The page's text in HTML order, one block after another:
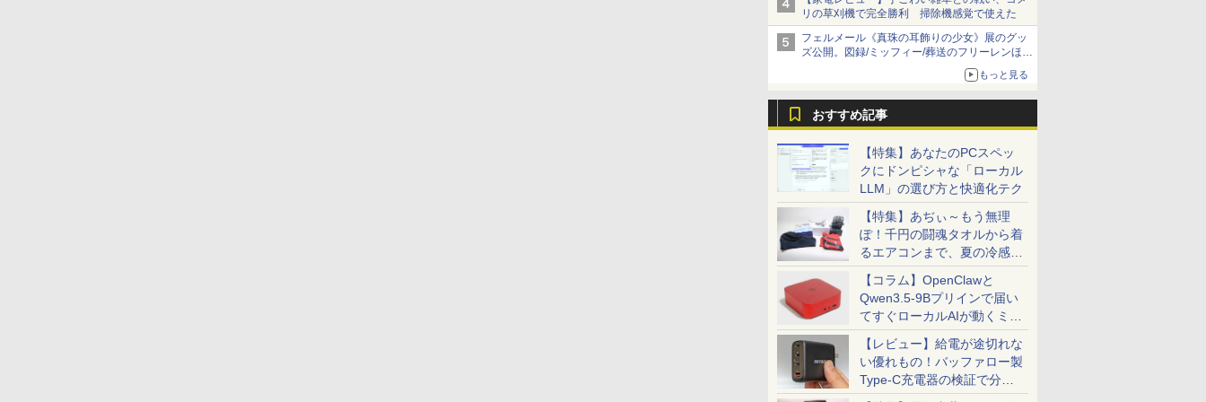
リの草刈機で完全勝利 掃除機感覚で使えた
フェルメール《真珠の耳飾りの少女》展のグッ
ズ公開。図録/ミッフィー/葬送のフリーレンほ
もっと見る
おすすめ記事
【特集】あなたのPCスペッ
クにドンピシャな「ローカル
LLM」の選び方と快適化テク
【特集】あぢぃ～もう無理
ぽ！千円の闘魂タオルから着
るエアコンまで、夏の冷感グ
ッズ一挙紹介
【コラム】OpenClawと
Qwen3.5-9Bプリインで届い
てすぐローカルAIが動くミニ
PC「SER9 Pro」
【レビュー】給電が途切れな
い優れもの！バッファロー製
Type-C充電器の検証で分か
ったこと